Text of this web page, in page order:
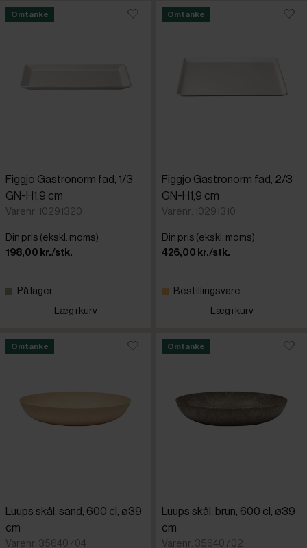
Omtanke
Figgjo Gastronorm fad, 1/3
GN-H1,9 cm
Varenr: 10291320
Din pris (ekskl. moms)
198,00 kr./stk.
På lager
Læg i kurv
Omtanke
Figgjo Gastronorm fad, 2/3
GN-H1,9 cm
Varenr: 10291310
Din pris (ekskl. moms)
426,00 kr./stk.
Bestillingsvare
Læg i kurv
Omtanke
Luups skål, sand, 600 cl, ø39
cm
Varenr: 35640704
Omtanke
Luups skål, brun, 600 cl, ø39
cm
Varenr: 35640702